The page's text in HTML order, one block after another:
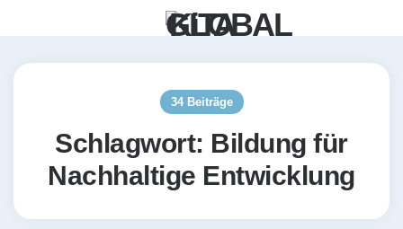
34 Beiträge
Schlagwort: Bildung für
Nachhaltige Entwicklung